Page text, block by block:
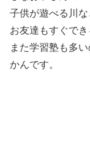
子供が遊べる川な
お友達もすぐでき
また学習塾も多
かんです。